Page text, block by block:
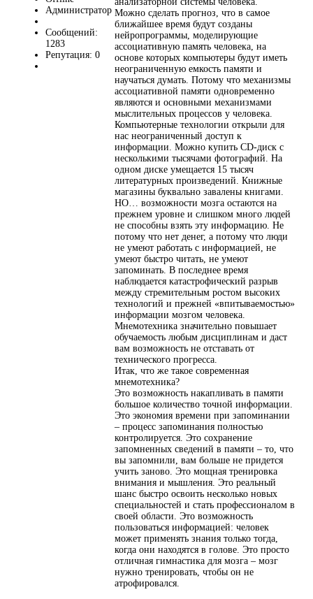
Администратор
Сообщений:
1283
Репутация: 0
Можно сделать прогноз, что в самое
ближайшее время будут созданы
нейропрограммы, моделирующие
ассоциативную память человека, на
основе которых компьютеры будут иметь
неограниченную емкость памяти и
научаться думать. Потому что механизмы
ассоциативной памяти одновременно
являются и основными механизмами
мыслительных процессов у человека.
Компьютерные технологии открыли для
нас неограниченный доступ к
информации. Можно купить CD-диск с
несколькими тысячами фотографий. На
одном диске умещается 15 тысяч
литературных произведений. Книжные
магазины буквально завалены книгами.
НО… возможности мозга остаются на
прежнем уровне и слишком много людей
не способны взять эту информацию. Не
потому что нет денег, а потому что люди
не умеют работать с информацией, не
умеют быстро читать, не умеют
запоминать. В последнее время
наблюдается катастрофический разрыв
между стремительным ростом высоких
технологий и прежней «впитываемостью»
информации мозгом человека.
Мнемотехника значительно повышает
обучаемость любым дисциплинам и даст
вам возможность не отставать от
технического прогресса.
Итак, что же такое современная
мнемотехника?
Это возможность накапливать в памяти
большое количество точной информации.
Это экономия времени при запоминании
– процесс запоминания полностью
контролируется. Это сохранение
запомненных сведений в памяти – то, что
вы запомнили, вам больше не придется
учить заново. Это мощная тренировка
внимания и мышления. Это реальный
шанс быстро освоить несколько новых
специальностей и стать профессионалом в
своей области. Это возможность
пользоваться информацией: человек
может применять знания только тогда,
когда они находятся в голове. Это просто
отличная гимнастика для мозга – мозг
нужно тренировать, чтобы он не
атрофировался.